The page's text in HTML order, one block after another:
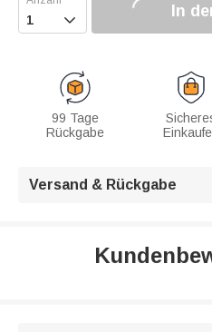
 In
99 Tage
Rückgabe
Versand & Rückgabe